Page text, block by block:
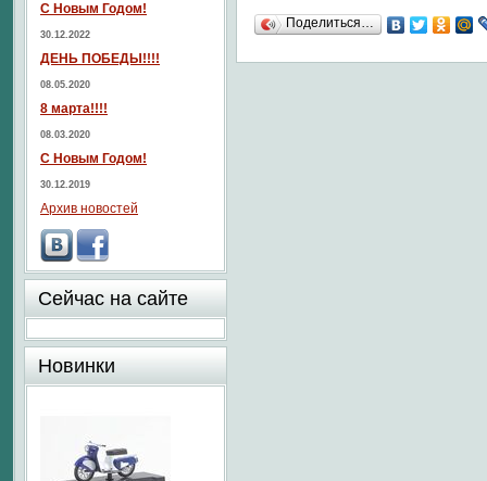
Поделиться…
С Новым Годом!
30.12.2022
ДЕНЬ ПОБЕДЫ!!!!
08.05.2020
8 марта!!!!
08.03.2020
С Новым Годом!
30.12.2019
Архив новостей
Сейчас на сайте
Новинки